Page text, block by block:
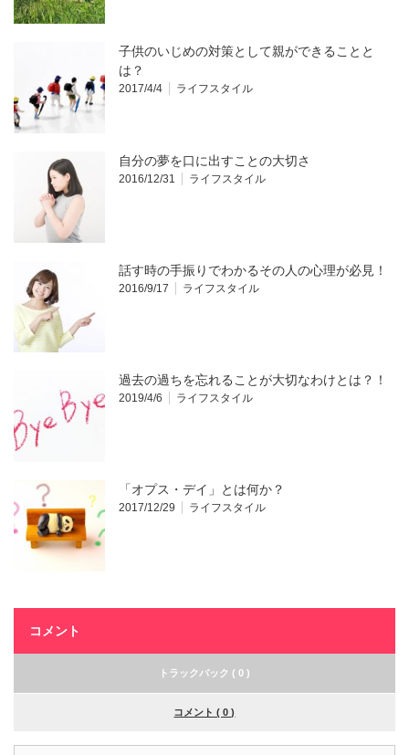
子供のいじめの対策として親ができることと
は？
2017/4/4 ライフスタイル
自分の夢を口に出すことの大切さ
2016/12/31 ライフスタイル
話す時の手振りでわかるその人の心理が必見！
2016/9/17 ライフスタイル
過去の過ちを忘れることが大切なわけとは？！
2019/4/6 ライフスタイル
「オプス・デイ」とは何か？
2017/12/29 ライフスタイル
コメント
トラックバック ( 0 )
コメント ( 0 )